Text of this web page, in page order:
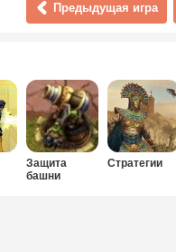
Предыдущая игра
Защита
башни
Стратегии